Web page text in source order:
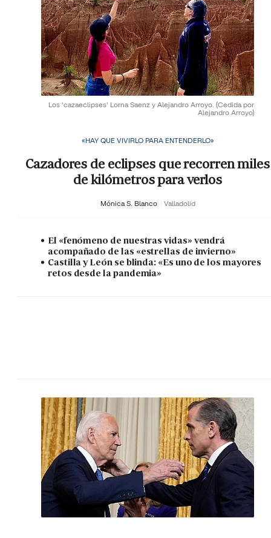
Los 'cazaeclipses' Lorna Saenz y Alejandro Arroyo. (Cedida por
Alejandro Arroyo)
«HAY QUE VIVIRLO PARA ENTENDERLO»
Cazadores de eclipses que recorren miles
de kilómetros para verlos
Mónica S. Blanco Valladolid
El «fenómeno de nuestras vidas» vendrá
acompañado de las «estrellas de invierno»
Castilla y León se blinda: «Es uno de los mayores
retos desde la pandemia»